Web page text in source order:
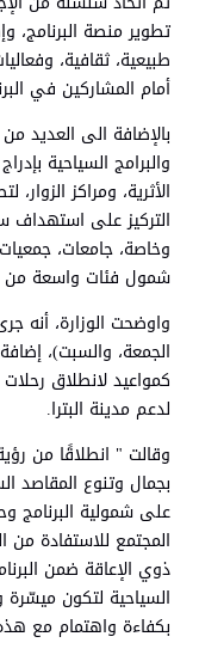
تطوير منصة
طبيعية، ثقافية،
أمام المشاركين في
بالإضافة الى العديد من
والبرامج السياحية
التركيز على
وخاصة، جامعات،
شمول فئات واسعة من
واوضحت الوزارة، أنه
الجمعة، والسبت)،
كمواعيد لانطلاق
لدعم مدينة البترا.
وقالت " انطلاقًا من
بجمال وتنوع المقاصد
على شمولية البرنامج
المجتمع للاستفادة من
ذوي الإعاقة ضمن
السياحية لتكون ميسّرة
بكفاءة واهتمام مع